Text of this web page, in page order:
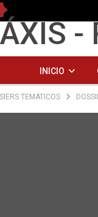
INICIO
TEMÁTICOS